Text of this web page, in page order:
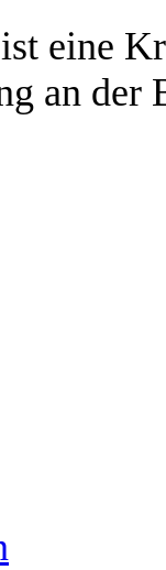
eine
an der